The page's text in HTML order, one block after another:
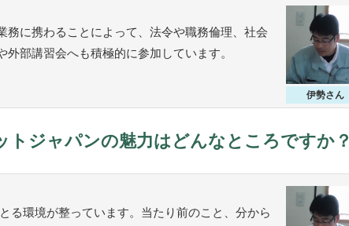
伊勢さん
に携わることによって、法令や職務倫理、社会
部講習会へも積極的に参加しています。
ジャパンの魅力はどんなところですか？
る環境が整っています。当たり前のこと、分から